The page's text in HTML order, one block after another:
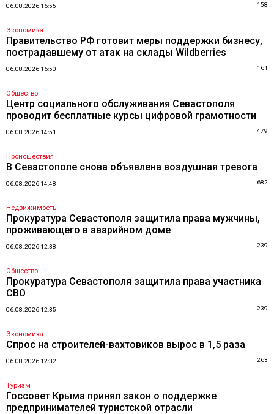
06.08.2026 16:55 158
Экономика
Правительство РФ готовит меры поддержки бизнесу,
пострадавшему от атак на склады Wildberries
06.08.2026 16:50 161
Общество
Центр социального обслуживания Севастополя
проводит бесплатные курсы цифровой грамотности
06.08.2026 14:51 479
Происшествия
В Севастополе снова объявлена воздушная тревога
06.08.2026 14:48 682
Недвижимость
Прокуратура Севастополя защитила права мужчины,
проживающего в аварийном доме
06.08.2026 12:38 239
Общество
Прокуратура Севастополя защитила права участника
СВО
06.08.2026 12:35 239
Экономика
Спрос на строителей-вахтовиков вырос в 1,5 раза
06.08.2026 12:32 263
Туризм
Госсовет Крыма принял закон о поддержке
предпринимателей туристской отрасли